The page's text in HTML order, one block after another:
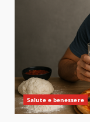
Salute e benessere